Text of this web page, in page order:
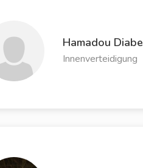
Hamadou Diabe
Innenverteidigung